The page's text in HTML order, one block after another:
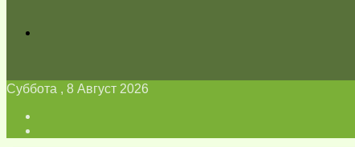
Суббота , 8 Август 2026